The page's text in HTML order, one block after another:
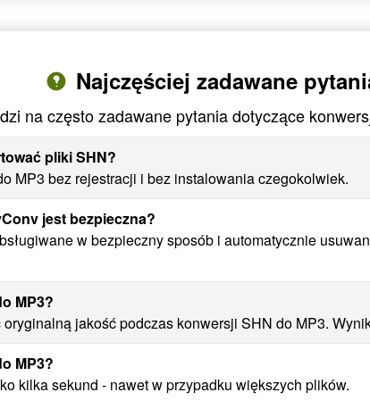
Najczęściej zadawane
na często zadawane pytania dotyczące
pliki SHN?
MP3 bez rejestracji i bez instalowania czegokolwiek.
jest bezpieczna?
w bezpieczny sposób i automatycznie
MP3?
jakość podczas konwersji SHN do MP3.
MP3?
kilka sekund - nawet w przypadku większych plików.